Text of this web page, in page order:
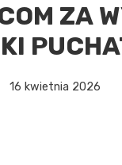
ZA
16 kwietnia 2026